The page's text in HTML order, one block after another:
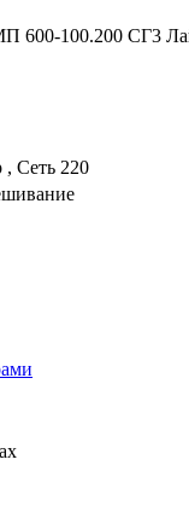
, Сеть 220